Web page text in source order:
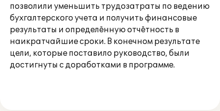
позволили уменьшить трудозатраты по ведению
бухгалтерского учета и получить финансовые
результаты и определённую отчётность в
наикратчайшие сроки. В конечном результате
цели, которые поставило руководство, были
достигнуты с доработками в программе.